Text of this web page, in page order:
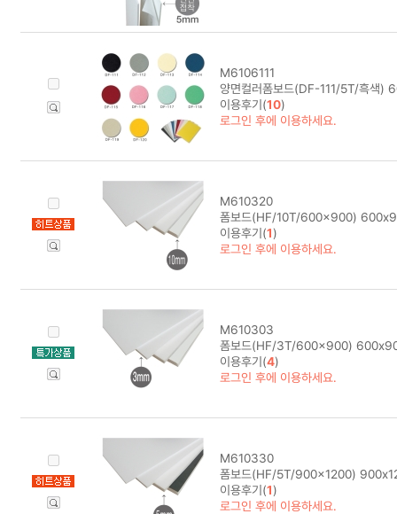
M6106111
양면컬러폼보드(DF-111/5T/흑색)
이용후기(10)
로그인 후에 이용하세요.
M610320
폼보드(HF/10T/600x900)
이용후기(1)
로그인 후에 이용하세요.
M610303
폼보드(HF/3T/600x900)
이용후기(4)
로그인 후에 이용하세요.
M610330
폼보드(HF/5T/900x1200)
이용후기(1)
로그인 후에 이용하세요.